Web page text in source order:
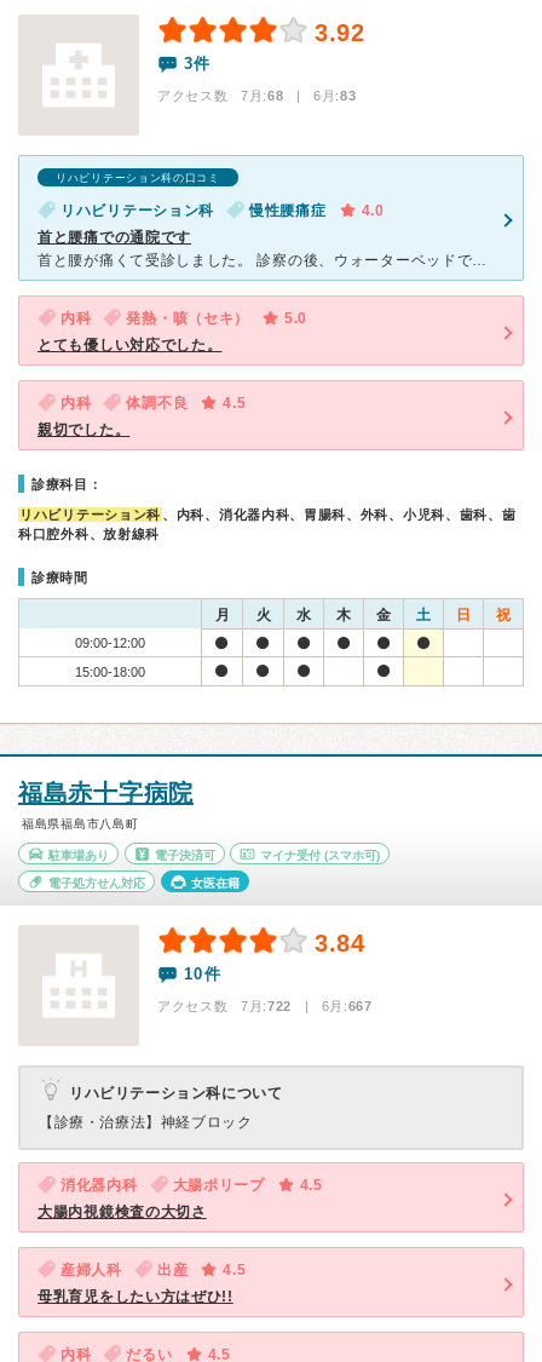
3.92
3件
アクセス数 7月:68 | 6月:83
リハビリテーション科の口コミ
リハビリテーション科 慢性腰痛症
4.0
首と腰痛での通院です
首と腰が痛くて受診しました。 診察の後、ウォーターベッドでのマッサージ、あとは電気をかけました。 痛みは少し軽減されたようで、何回か通ってくださいと言われました。 待ち時間がほとんどなか
内科 発熱・咳（セキ）
5.0
とても優しい対応でした。
内科 体調不良
4.5
親切でした。
診療科目：
リハビリテーション科 、内科、消化器内科、胃腸科、外科、小児科、歯科、歯
科口腔外科、放射線科
診療時間
月 火 水 木 金 土 日 祝
09:00-12:00
15:00-18:00
福島赤十字病院
福島県福島市八島町
駐車場あり 電子決済可 マイナ受付 (スマホ可)
電子処方せん対応 女医在籍
3.84
10件
アクセス数 7月:722 | 6月:667
リハビリテーション科について
【診療・治療法】 神経ブロック
消化器内科 大腸ポリープ
4.5
大腸内視鏡検査の大切さ
産婦人科 出産
4.5
母乳育児をしたい方はぜひ!!
内科 だるい 4.5